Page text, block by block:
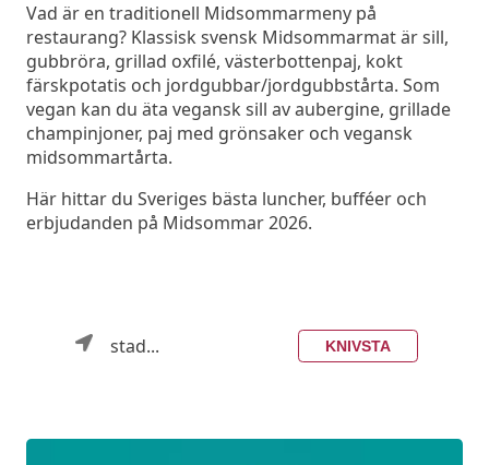
Vad är en traditionell Midsommarmeny på
restaurang? Klassisk svensk Midsommarmat är sill,
gubbröra, grillad oxfilé, västerbottenpaj, kokt
färskpotatis och jordgubbar/jordgubbstårta. Som
vegan kan du äta vegansk sill av aubergine, grillade
champinjoner, paj med grönsaker och vegansk
midsommartårta.
Här hittar du Sveriges bästa luncher, bufféer och
erbjudanden på Midsommar 2026.
stad... KNIVSTA